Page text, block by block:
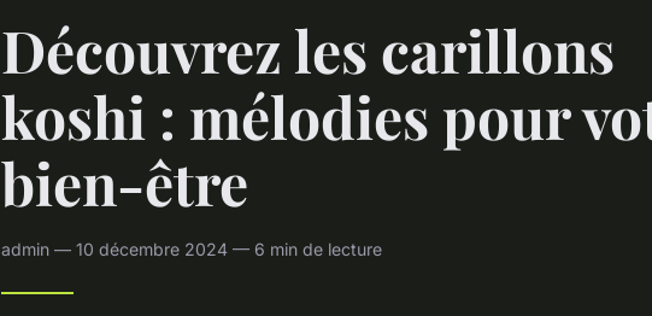
Découvrez les carillons
koshi : mélodies pour
bien-être
admin — 10 décembre 2024 — 6 min de lecture